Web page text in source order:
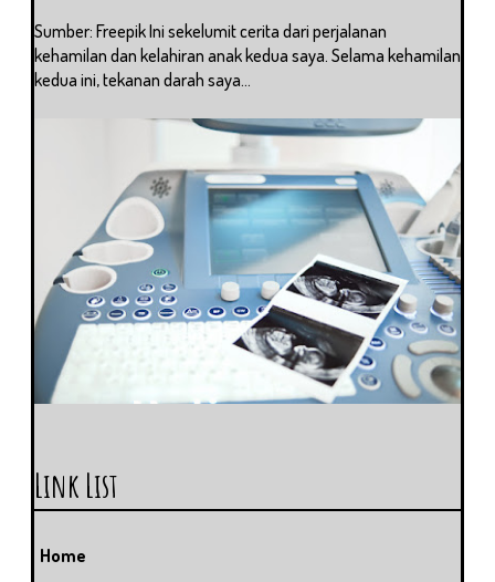
Sumber: Freepik Ini sekelumit cerita dari perjalanan
kehamilan dan kelahiran anak kedua saya. Selama kehamilan
kedua ini, tekanan darah saya...
Link List
Home